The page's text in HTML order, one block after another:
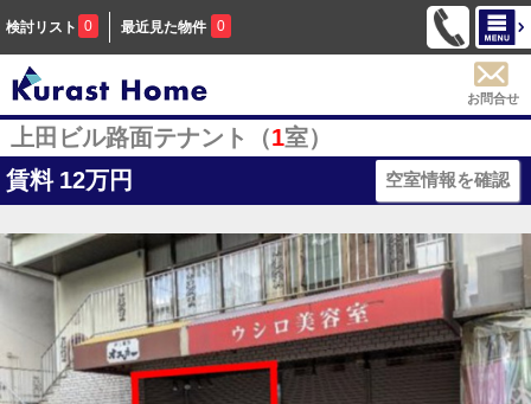
検討リスト 0 最近見た物件 0
お問合せ
上田ビル路面テナント（1室）
賃料 12万円 空室情報を確認